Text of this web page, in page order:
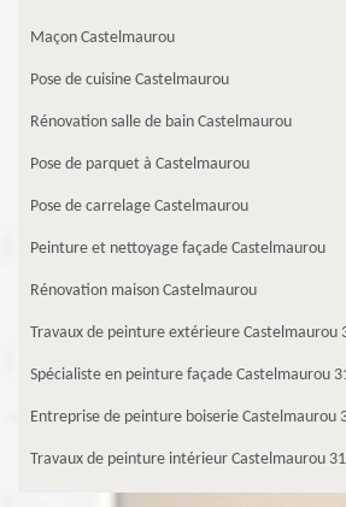
Maçon Castelmaurou
Pose de cuisine Castelmaurou
Rénovation salle de bain Castelmaurou
Pose de parquet à Castelmaurou
Pose de carrelage Castelmaurou
Peinture et nettoyage façade Castelmaurou
Rénovation maison Castelmaurou
Travaux de peinture extérieure Castelmaurou
Spécialiste en peinture façade Castelmaurou
Entreprise de peinture boiserie Castelmaurou
Travaux de peinture intérieur Castelmaurou